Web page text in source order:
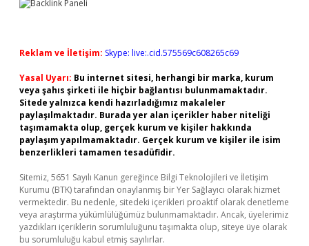
Reklam ve İletişim: Skype: live:.cid.575569c608265c69
Yasal Uyarı: Bu internet sitesi, herhangi bir marka, kurum
veya şahıs şirketi ile hiçbir bağlantısı bulunmamaktadır.
Sitede yalnızca kendi hazırladığımız makaleler
paylaşılmaktadır. Burada yer alan içerikler haber niteliği
taşımamakta olup, gerçek kurum ve kişiler hakkında
paylaşım yapılmamaktadır. Gerçek kurum ve kişiler ile isim
benzerlikleri tamamen tesadüfidir.
Sitemiz, 5651 Sayılı Kanun gereğince Bilgi Teknolojileri ve İletişim
Kurumu (BTK) tarafından onaylanmış bir Yer Sağlayıcı olarak hizmet
vermektedir. Bu nedenle, sitedeki içerikleri proaktif olarak denetleme
veya araştırma yükümlülüğümüz bulunmamaktadır. Ancak, üyelerimiz
yazdıkları içeriklerin sorumluluğunu taşımakta olup, siteye üye olarak
bu sorumluluğu kabul etmiş sayılırlar.